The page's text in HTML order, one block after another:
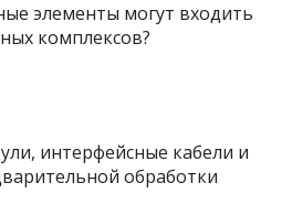
элементы могут входить
комплексов?
интерфейсные кабели и
обработки